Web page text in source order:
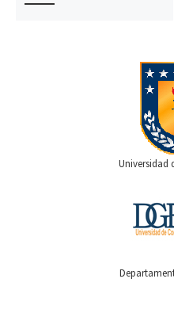
Universidad